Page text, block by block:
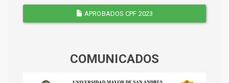
APROBADOS CPF 2023
COMUNICADOS